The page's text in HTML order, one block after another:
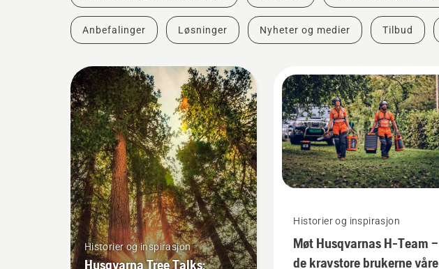
Anbefalinger Løsninger Nyheter og medier Tilbud
Historier og inspirasjon
Husqvarna Tree Talks:
Historier og inspirasjon
Møt Husqvarnas H-Team –
de kravstore brukerne våre